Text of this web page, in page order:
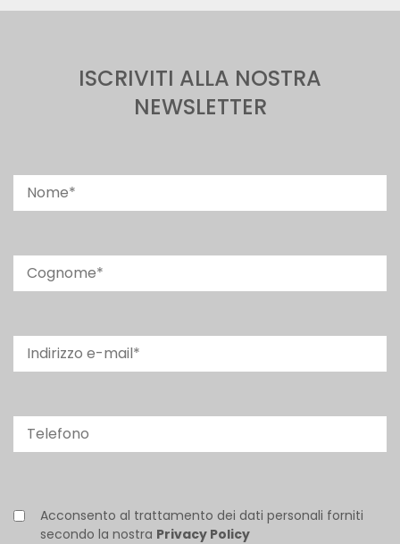
ISCRIVITI ALLA NOSTRA
NEWSLETTER
Acconsento al trattamento dei dati personali forniti
secondo la nostra Privacy Policy